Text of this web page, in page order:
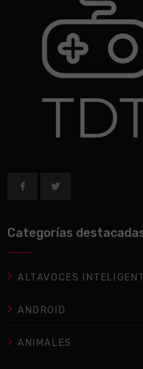
Categorías
ALTAVOCES
ANDROID
ANIMALES